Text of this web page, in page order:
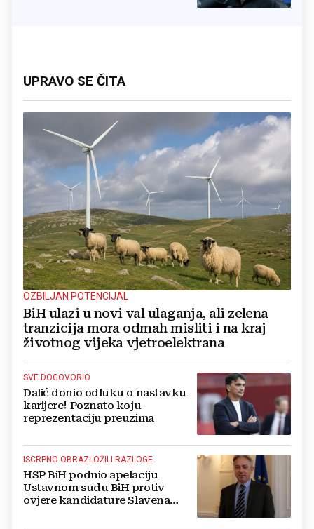
UPRAVO SE ČITA
OZBILJAN POTENCIJAL
BiH ulazi u novi val ulaganja, ali zelena
tranzicija mora odmah misliti i na kraj
životnog vijeka vjetroelektrana
SVE DOGOVORIO
Dalić donio odluku o nastavku
karijere! Poznato koju
reprezentaciju preuzima
ISCRPNO OBRAZLOŽILI RAZLOGE
HSP BiH podnio apelaciju
Ustavnom sudu BiH protiv
ovjere kandidature Slavena